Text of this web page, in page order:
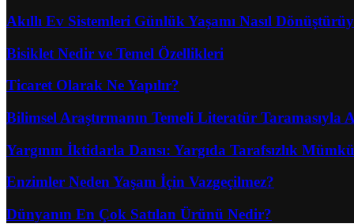
Akıllı Ev Sistemleri Günlük Yaşamı Nasıl
Bisiklet Nedir ve Temel Özellikleri
Ticaret Olarak Ne Yapılır?
Bilimsel Araştırmanın Temeli Literatür Taramasıyla
Yargının İktidarla Dansı: Yargıda Tarafsızlık
Enzimler Neden Yaşam İçin Vazgeçilmez?
Dünyanın En Çok Satılan Ürünü Nedir?